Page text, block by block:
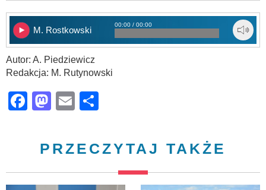
M. Rostkowski
00:00 / 00:00
Autor: A. Piedziewicz
Redakcja: M. Rutynowski
Facebook
Mastodon
Email
PRZECZYTAJ TAKŻE